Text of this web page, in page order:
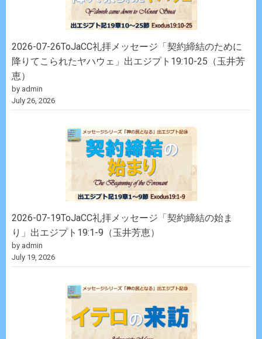
2026-07-26ToJaCC礼拝メッセージ「契約締結のために
降りてこられたヤハウェ」出エジプト19:10-25（玉井芳
恵）
by admin
July 26, 2026
2026-07-19ToJaCC礼拝メッセージ「契約締結の始ま
り」出エジプト19:1-9（玉井芳恵）
by admin
July 19, 2026